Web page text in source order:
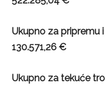
Ukupno za pripremu
130.571,26 €
Ukupno za tekuće